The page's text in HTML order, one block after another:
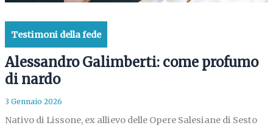
Testimoni della fede
Alessandro Galimberti: come profumo
di nardo
3 Gennaio 2026
Nativo di Lissone, ex allievo delle Opere Salesiane di Sesto